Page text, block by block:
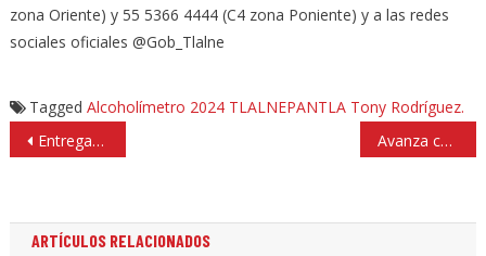
zona Oriente) y 55 5366 4444 (C4 zona Poniente) y a las redes
sociales oficiales @Gob_Tlalne
Tagged Alcoholímetro 2024 TLALNEPANTLA Tony Rodríguez.
Navegación
de
Entregarán 2 mil computadoras en escuelas de Atizapán de Zaragoza Avanza corte de maleza, barrido y chaponeo en Las Marinas, Satélite
ARTÍCULOS RELACIONADOS